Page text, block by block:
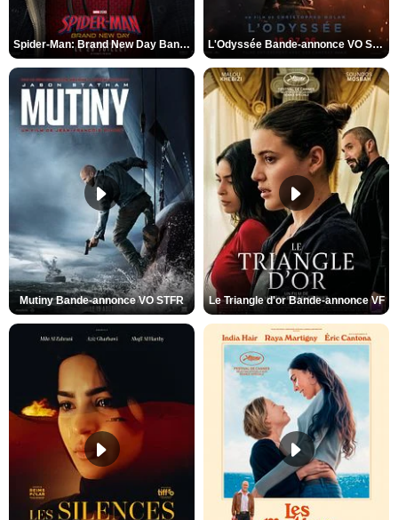
Spider-Man: Brand New Day Bande-annonce VO STFR L'Odyssée Bande-annonce VO STFR
Mutiny Bande-annonce VO STFR Le Triangle d'or Bande-annonce VF